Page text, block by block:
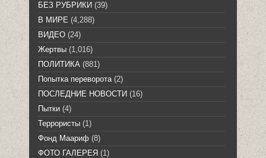
БЕЗ РУБРИКИ (39)
В МИРЕ (4,288)
ВИДЕО (24)
Жертвы (1,016)
ПОЛИТИКА (881)
Попытка переворота(2)
ПОСЛЕДНИЕ НОВОСТИ (16)
Пытки (4)
Террористы (1)
Фонд Маариф (8)
ФОТО ГАЛЕРЕЯ (1)